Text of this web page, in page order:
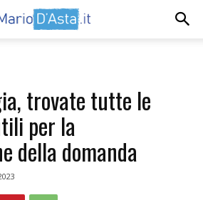
trovate tutte le
per la
della domanda